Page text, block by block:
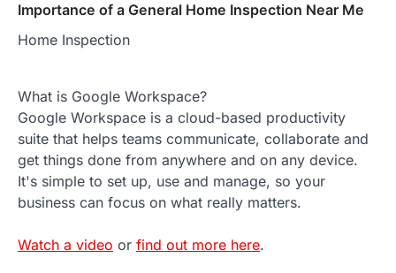
Importance of a General Home Inspection Near Me
Home Inspection
What is Google Workspace?
Google Workspace is a cloud-based productivity
suite that helps teams communicate, collaborate and
get things done from anywhere and on any device.
It's simple to set up, use and manage, so your
business can focus on what really matters.
Watch a video or find out more here.